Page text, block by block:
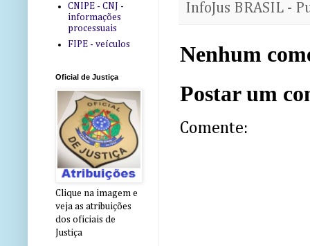
InfoJus BRASIL -
Nenhum
Postar um
Comente:
CNIPE - CNJ -
informações
processuais
FIPE - veículos
Oficial de Justiça
Clique na imagem e
veja as atribuições
dos oficiais de
Justiça